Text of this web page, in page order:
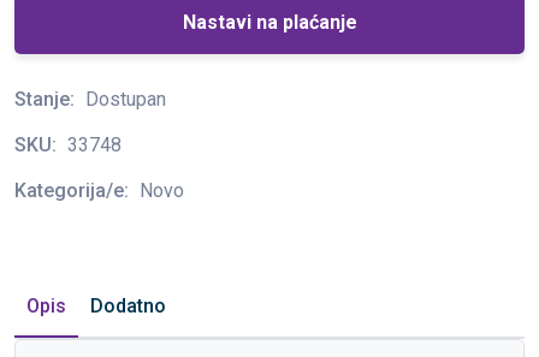
Nastavi na plaćanje
Stanje: Dostupan
SKU: 33748
Kategorija/e: Novo
Opis Dodatno